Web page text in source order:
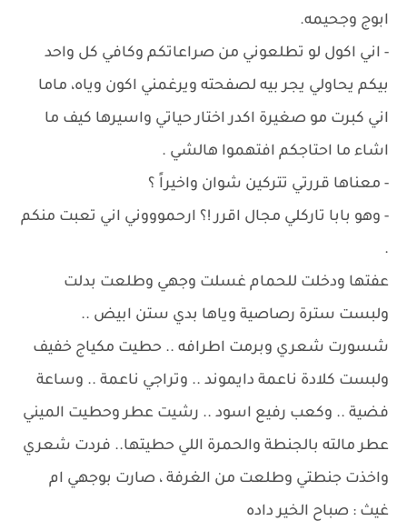
ابوج وجحيمه.
- اني اكول لو تطلعوني من صراعاتكم وكافي كل واحد
بيكم يحاولي يجر بيه لصفحته ويرغمني اكون وياه، ماما
اني كبرت مو صغيرة اكدر اختار حياتي واسيرها كيف ما
اشاء ما احتاجكم افتهموا هالشي .
- معناها قررتي تتركين شوان واخيراً ؟
- وهو بابا تاركلي مجال اقرر !؟ ارحموووني اني تعبت منكم
.
عفتها ودخلت للحمام غسلت وجهي وطلعت بدلت
ولبست سترة رصاصية وياها بدي ستن ابيض ..
شسورت شعري وبرمت اطرافه .. حطيت مكياج خفيف
ولبست كلادة ناعمة دايموند .. وتراجي ناعمة .. وساعة
فضية .. وكعب رفيع اسود .. رشيت عطر وحطيت الميني
عطر مالته بالجنطة والحمرة اللي حطيتها.. فردت شعري
واخذت جنطتي وطلعت من الغرفة ، صارت بوجهي ام
غيث : صباح الخير داده